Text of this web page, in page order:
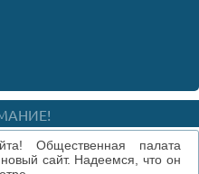
Общественная палата
сайт. Надеемся, что он